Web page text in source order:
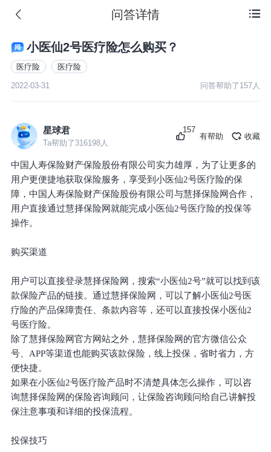
 问答详情
小医仙2号医疗险怎么购买？
医疗险 医疗险
2022-03-31 问答帮助了 157人
星球君
Ta帮助了 316198人
157
有帮助 收藏
中国人寿保险财产保险股份有限公司实力雄厚，为了让更多的
用户更便捷地获取保险服务，享受到小医仙2号医疗险的保
障，中国人寿保险财产保险股份有限公司与慧择保险网合作，
用户直接通过慧择保险网就能完成小医仙2号医疗险的投保等
操作。
购买渠道
用户可以直接登录慧择保险网，搜索“小医仙2号”就可以找到该
款保险产品的链接。通过慧择保险网，可以了解小医仙2号医
疗险的产品保障责任、条款内容等，还可以直接投保小医仙2
号医疗险。
除了慧择保险网官方网站之外，慧择保险网的官方微信公众
号、APP等渠道也能购买该款保险，线上投保，省时省力，方
便快捷。
如果在小医仙2号医疗险产品时不清楚具体怎么操作，可以咨
询慧择保险网的保险咨询顾问，让保险咨询顾问给自己讲解投
保注意事项和详细的投保流程。
投保技巧